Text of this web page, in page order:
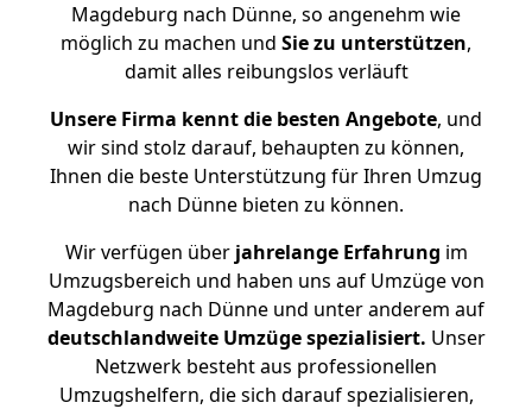
Magdeburg nach Dünne, so angenehm wie
möglich zu machen und Sie zu unterstützen,
damit alles reibungslos verläuft
Unsere Firma kennt die besten Angebote, und
wir sind stolz darauf, behaupten zu können,
Ihnen die beste Unterstützung für Ihren Umzug
nach Dünne bieten zu können.
Wir verfügen überjahrelange Erfahrung im
Umzugsbereich und haben uns auf Umzüge von
Magdeburg nach Dünne und unter anderem auf
deutschlandweite Umzüge spezialisiert. Unser
Netzwerk besteht aus professionellen
Umzugshelfern, die sich darauf spezialisieren,